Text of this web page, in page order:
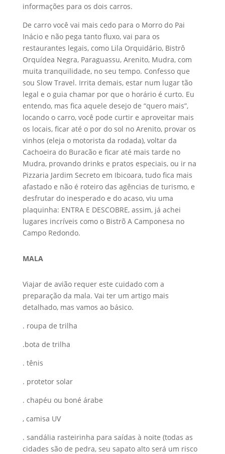
informações para os dois carros.
De carro você vai mais cedo para o Morro do Pai
Inácio e não pega tanto fluxo, vai para os
restaurantes legais, como Lila Orquidário, Bistrô
Orquídea Negra, Paraguassu, Arenito, Mudra, com
muita tranquilidade, no seu tempo. Confesso que
sou Slow Travel. Irrita demais, estar num lugar tão
legal e o guia chamar por que o horário é curto. Eu
entendo, mas fica aquele desejo de “quero mais”,
locando o carro, você pode curtir e aproveitar mais
os locais, ficar até o por do sol no Arenito, provar os
vinhos (eleja o motorista da rodada), voltar da
Cachoeira do Buracão e ficar até mais tarde no
Mudra, provando drinks e pratos especiais, ou ir na
Pizzaria Jardim Secreto em Ibicoara, tudo fica mais
afastado e não é roteiro das agências de turismo, e
desfrutar do inesperado e do acaso, viu uma
plaquinha: ENTRA E DESCOBRE, assim, já achei
lugares incríveis como o Bistrõ A Camponesa no
Campo Redondo.
MALA
Viajar de avião requer este cuidado com a
preparação da mala. Vai ter um artigo mais
detalhado, mas vamos ao básico.
. roupa de trilha
.bota de trilha
. tênis
. protetor solar
. chapéu ou boné árabe
, camisa UV
. sandália rasteirinha para saídas à noite (todas as
cidades são de pedra, seu sapato alto será um risco